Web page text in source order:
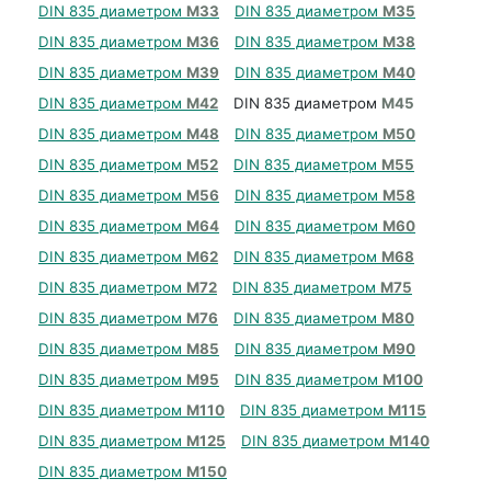
DIN 835 диаметром М33 DIN 835 диаметром М35
DIN 835 диаметром М36 DIN 835 диаметром М38
DIN 835 диаметром М39 DIN 835 диаметром М40
DIN 835 диаметром М42 DIN 835 диаметром М45
DIN 835 диаметром М48 DIN 835 диаметром М50
DIN 835 диаметром М52 DIN 835 диаметром М55
DIN 835 диаметром М56 DIN 835 диаметром М58
DIN 835 диаметром М64 DIN 835 диаметром М60
DIN 835 диаметром М62 DIN 835 диаметром М68
DIN 835 диаметром М72 DIN 835 диаметром М75
DIN 835 диаметром М76 DIN 835 диаметром М80
DIN 835 диаметром М85 DIN 835 диаметром М90
DIN 835 диаметром М95 DIN 835 диаметром М100
DIN 835 диаметром М110 DIN 835 диаметром М115
DIN 835 диаметром М125 DIN 835 диаметром М140
DIN 835 диаметром М150